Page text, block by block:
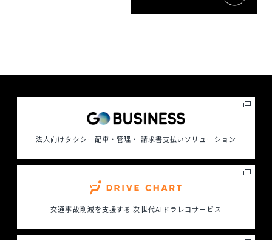
法人向けタクシー配車・管理・ 請求書支払いソリューション
交通事故削減を支援する 次世代AIドラレコサービス